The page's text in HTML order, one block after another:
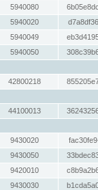
5940080
5940020
5940049
5940050
42800218
44100013
9430020
9430050
9420010
9430030